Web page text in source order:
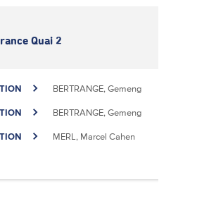
Quai 2
BERTRANGE, Gemeng
BERTRANGE, Gemeng
MERL, Marcel Cahen